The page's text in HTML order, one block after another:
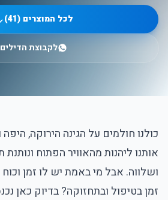
לכל המוצרים (41)
לקבוצת הדילים
כולנו חולמים על הגינה הירוקה,
אותנו ליהנות מהאוויר הפתוח
ושלווה. אבל מי באמת יש לו זמן
זמן בטיפול ובתחזוקה? בדיוק כאן